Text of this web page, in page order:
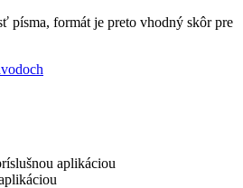
písma, formát je preto vhodný skôr pre
aplikáciou